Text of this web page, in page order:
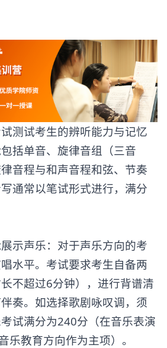
试考生的辨听能力与记忆
括单音、旋律音组（三音
音程与和声音程和弦、节奏
通常以笔试形式进行，满分
声乐：对于声乐方向的考
水平。考试要求考生自备两
不超过6分钟），进行背谱清
奏。如选择歌剧咏叹调，须
试满分为240分（在音乐表演
乐教育方向作为主项）。